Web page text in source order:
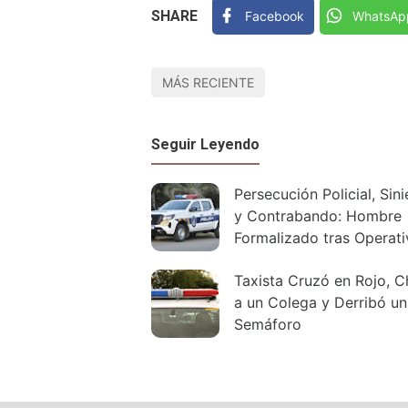
SHARE Facebook
MÁS RECIENTE
Seguir Leyendo
Persecución Policial,
y Contrabando: Hombre
Formalizado tras
Taxista Cruzó en Rojo,
a un Colega y Derribó un
Semáforo